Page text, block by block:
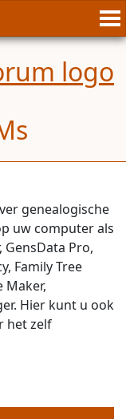
genealogische
uw computer als
Pro,
Family Tree
Maker,
Hier kunt u ook
het zelf